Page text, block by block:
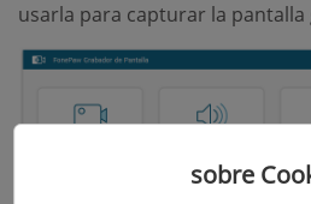
usarla para capturar la pantalla
sobre